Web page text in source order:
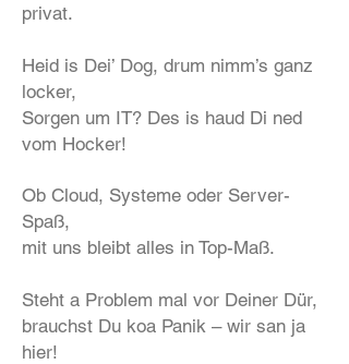
privat.
Heid is Dei’ Dog, drum nimm’s ganz
locker,
Sorgen um IT? Des is haud Di ned
vom Hocker!
Ob Cloud, Systeme oder Server-
Spaß,
mit uns bleibt alles in Top-Maß.
Steht a Problem mal vor Deiner Dür,
brauchst Du koa Panik – wir san ja
hier!